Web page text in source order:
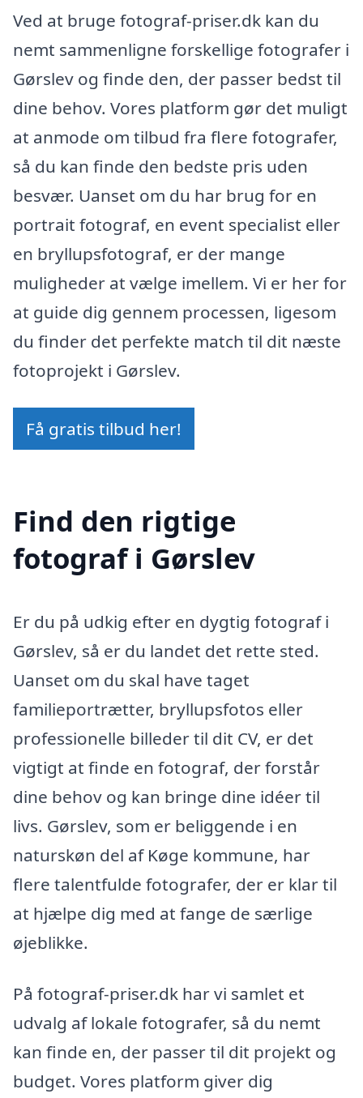
Ved at bruge fotograf-priser.dk kan du
nemt sammenligne forskellige fotografer i
Gørslev og finde den, der passer bedst til
dine behov. Vores platform gør det muligt
at anmode om tilbud fra flere fotografer,
så du kan finde den bedste pris uden
besvær. Uanset om du har brug for en
portrait fotograf, en event specialist eller
en bryllupsfotograf, er der mange
muligheder at vælge imellem. Vi er her for
at guide dig gennem processen, ligesom
du finder det perfekte match til dit næste
fotoprojekt i Gørslev.
Få gratis tilbud her!
Find den rigtige
fotograf i Gørslev
Er du på udkig efter en dygtig fotograf i
Gørslev, så er du landet det rette sted.
Uanset om du skal have taget
familieportrætter, bryllupsfotos eller
professionelle billeder til dit CV, er det
vigtigt at finde en fotograf, der forstår
dine behov og kan bringe dine idéer til
livs. Gørslev, som er beliggende i en
naturskøn del af Køge kommune, har
flere talentfulde fotografer, der er klar til
at hjælpe dig med at fange de særlige
øjeblikke.
På fotograf-priser.dk har vi samlet et
udvalg af lokale fotografer, så du nemt
kan finde en, der passer til dit projekt og
budget. Vores platform giver dig